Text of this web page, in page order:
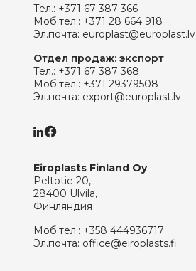
Тел.: +371 67 387 366
Моб.тел.: +371 28 664 918
Эл.почта: europlast@europlast.lv
Отдел продаж: экспорт
Тел.: +371 67 387 368
Моб.тел.: +371 29379508
Эл.почта: export@europlast.lv
Eiroplasts Finland Oy
Peltotie 20,
28400 Ulvila,
Финляндия
Моб.тел.: +358 444936717
Эл.почта: office@eiroplasts.fi